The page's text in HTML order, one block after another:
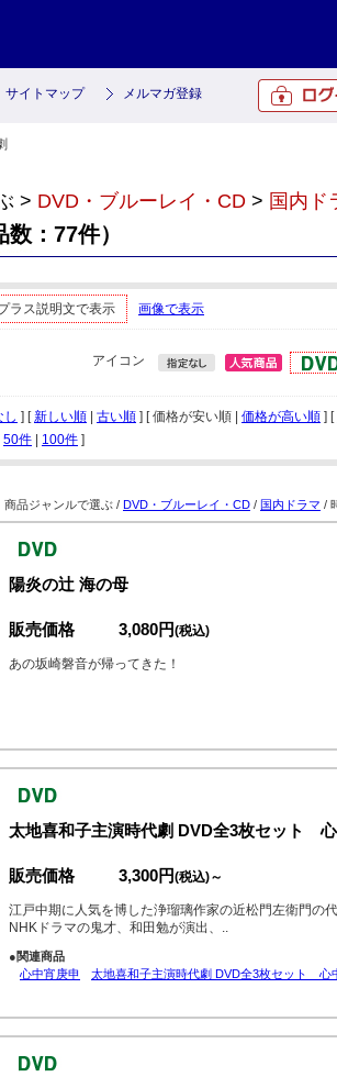
サイトマップ メルマガ登録
> DVD・ブルーレイ・CD > 国内ド
：77件）
ラス説明文で表示 画像で表示
アイコン
し ] [新しい順 古い順 ] [ 価格が安い順 | 価格が高い順 ] [
50件 100件 ]
品ジャンルで選ぶ / DVD・ブルーレイ・CD / 国内ドラマ /
陽炎の辻 海の母
販売価格 3,080円(税込)
あの坂崎磐音が帰ってきた！
太地喜和子主演時代劇 DVD全3枚セット
販売価格 3,300円(税込)～
江戸中期に人気を博した浄瑠璃作家の近松門左衛門の代
NHKドラマの鬼才、和田勉が演出、..
●関連商品
心中宵庚申
太地喜和子主演時代劇 DVD全3枚セット 心